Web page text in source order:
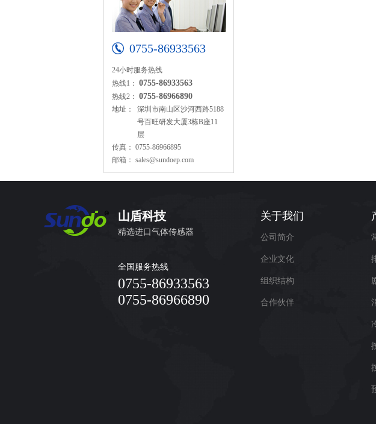
0755-86933563
24小时服务热线
热线1： 0755-86933563
热线2： 0755-86966890
地址：
深圳市南山区沙河西路5188
号百旺研发大厦3栋B座11
层
传真： 0755-86966895
邮箱： sales@sundoep.com
山盾科技
精选进口气体传感器
全国服务热线
0755-86933563
0755-86966890
关于我们
公司简介
企业文化
组织结构
合作伙伴